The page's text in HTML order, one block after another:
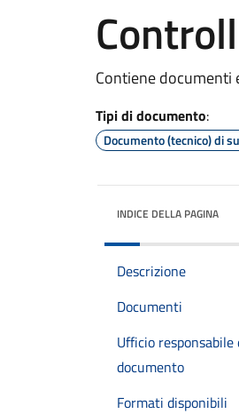
Contiene
Tipi di documento:
Documento (tecnico) di
INDICE DELLA PAGINA
Descrizione
Documenti
Ufficio responsabile
documento
Formati disponibili